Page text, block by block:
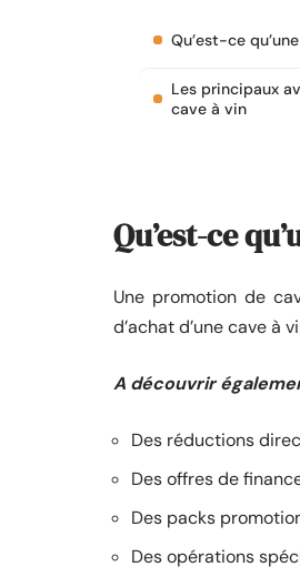
Qu’est-ce
Les principaux
cave à vin
Qu’est-ce
Une promotion de
d’achat d’une cave à
A découvrir
Des réductions
Des offres de
Des packs
Des opérations